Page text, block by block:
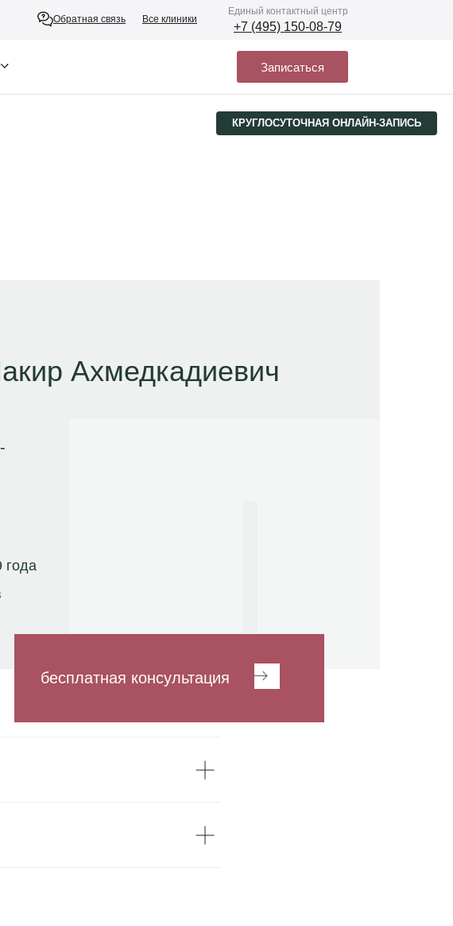
Обратная связь Все клиники
Eдиный контактный центр
+7 (495) 150-08-79
Записаться
КРУГЛОСУТОЧНАЯ ОНЛАЙН-ЗАПИСЬ
Ахмедкадиевич
года
бесплатная консультация